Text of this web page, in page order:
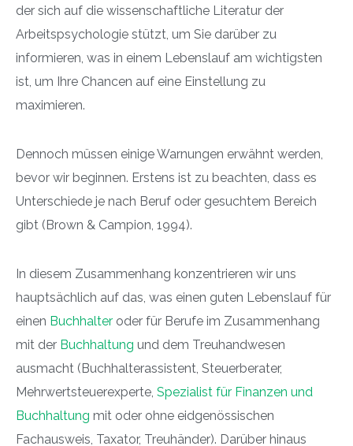
der sich auf die wissenschaftliche Literatur der
Arbeitspsychologie stützt, um Sie darüber zu
informieren, was in einem Lebenslauf am wichtigsten
ist, um Ihre Chancen auf eine Einstellung zu
maximieren.
Dennoch müssen einige Warnungen erwähnt werden,
bevor wir beginnen. Erstens ist zu beachten, dass es
Unterschiede je nach Beruf oder gesuchtem Bereich
gibt (Brown & Campion, 1994).
In diesem Zusammenhang konzentrieren wir uns
hauptsächlich auf das, was einen guten Lebenslauf für
einen Buchhalter oder für Berufe im Zusammenhang
mit der Buchhaltung und dem Treuhandwesen
ausmacht (Buchhalterassistent, Steuerberater,
Mehrwertsteuerexperte, Spezialist für Finanzen und
Buchhaltung mit oder ohne eidgenössischen
Fachausweis, Taxator, Treuhänder). Darüber hinaus